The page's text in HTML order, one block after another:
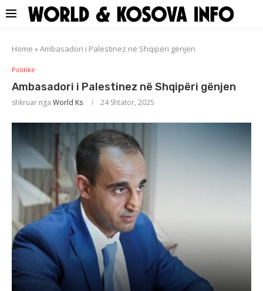
Home »Ambasadori i Palestinez në Shqipëri gënjen
Politikë
Ambasadori i Palestinez në Shqipëri gënjen
shkruar nga World Ks 24 Shtator, 2025